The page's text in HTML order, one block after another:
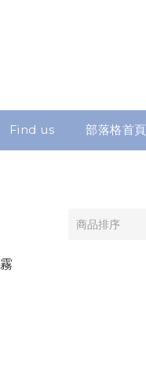
Find us 部落格首頁
商品排序